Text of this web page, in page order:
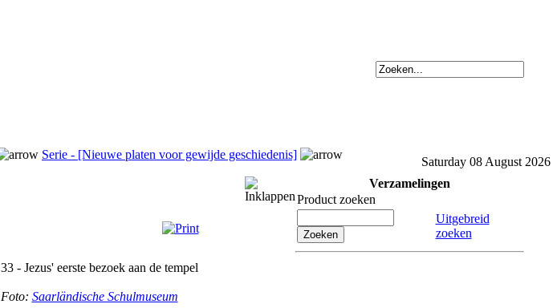
Serie - [Nieuwe platen voor gewijde geschiedenis]
Saturday 08 August 2026
33 - Jezus' eerste bezoek aan de tempel
Foto: Saarländische Schulmuseum
Verzamelingen
Product zoeken
Uitgebreid
zoeken